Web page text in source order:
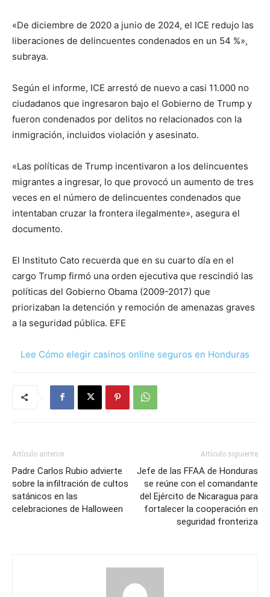
«De diciembre de 2020 a junio de 2024, el ICE redujo las
liberaciones de delincuentes condenados en un 54 %»,
subraya.
Según el informe, ICE arrestó de nuevo a casi 11.000 no
ciudadanos que ingresaron bajo el Gobierno de Trump y
fueron condenados por delitos no relacionados con la
inmigración, incluidos violación y asesinato.
«Las políticas de Trump incentivaron a los delincuentes
migrantes a ingresar, lo que provocó un aumento de tres
veces en el número de delincuentes condenados que
intentaban cruzar la frontera ilegalmente», asegura el
documento.
El Instituto Cato recuerda que en su cuarto día en el
cargo Trump firmó una orden ejecutiva que rescindió las
políticas del Gobierno Obama (2009-2017) que
priorizaban la detención y remoción de amenazas graves
a la seguridad pública. EFE
Lee Cómo elegir casinos online seguros en Honduras
Artículo anterior
Padre Carlos Rubio advierte
sobre la infiltración de cultos
satánicos en las
celebraciones de Halloween
Artículo siguiente
Jefe de las FFAA de Honduras
se reúne con el comandante
del Ejército de Nicaragua para
fortalecer la cooperación en
seguridad fronteriza